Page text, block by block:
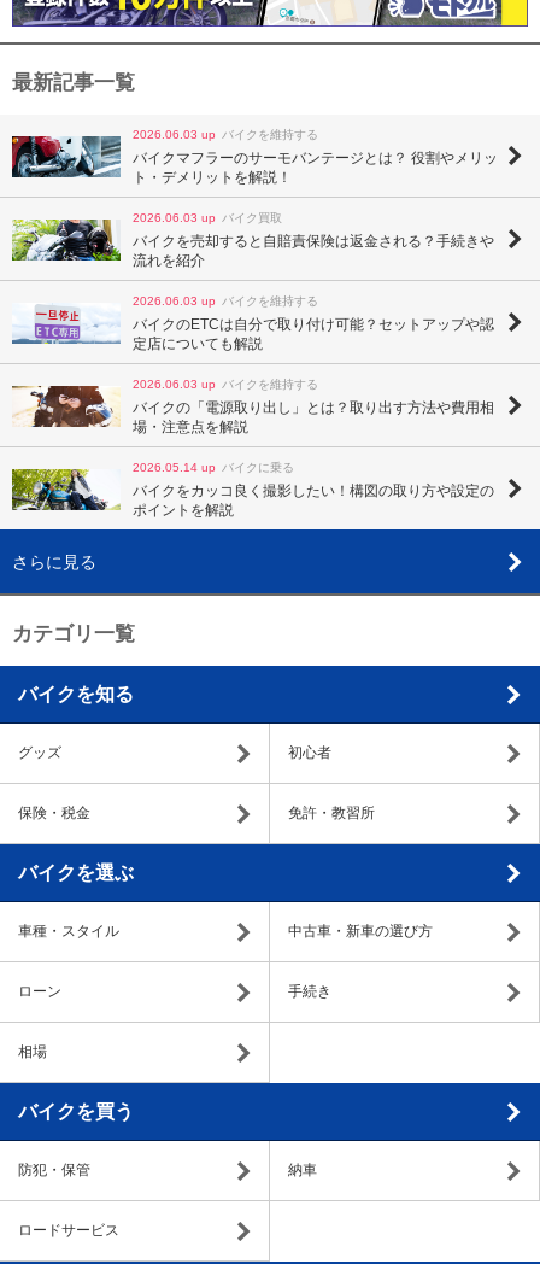
最新記事一覧
2026.06.03 up バイクを維持する
バイクマフラーのサーモバンテージとは？ 役割やメリッ
ト・デメリットを解説！
2026.06.03 up バイク買取
バイクを売却すると自賠責保険は返金される？手続きや
流れを紹介
2026.06.03 up バイクを維持する
バイクのETCは自分で取り付け可能？セットアップや認
定店についても解説
2026.06.03 up バイクを維持する
バイクの「電源取り出し」とは？取り出す方法や費用相
場・注意点を解説
2026.05.14 up バイクに乗る
バイクをカッコ良く撮影したい！構図の取り方や設定の
ポイントを解説
さらに見る
カテゴリ一覧
バイクを知る
グッズ 初心者
保険・税金 免許・教習所
バイクを選ぶ
車種・スタイル 中古車・新車の選び方
ローン 手続き
相場
バイクを買う
防犯・保管 納車
ロードサービス